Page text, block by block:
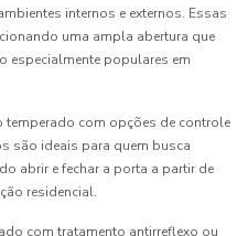
internos e externos. Essas
uma ampla abertura que
especialmente populares em
com opções de controle
são ideais para quem busca
abrir e fechar a porta a partir de
residencial.
com tratamento antirreflexo ou